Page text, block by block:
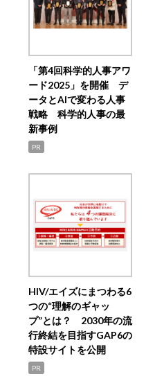
「第4回科学的人事アワ
ード2025」を開催 デ
ータとAIで変わる人事
戦略 科学的人事の最
新事例
PR
HIV/エイズにまつわる6
つの“理解のギャッ
プ”とは？ 2030年の流
行終結を目指すGAP6の
特設サイトを公開
PR